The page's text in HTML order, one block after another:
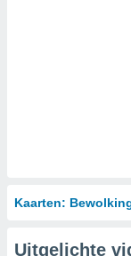
Kaarten:
Uitgelichte